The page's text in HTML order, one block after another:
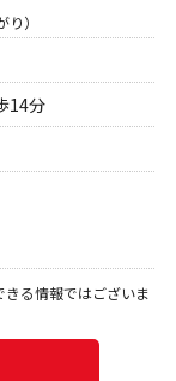
）
14分
る情報ではございま